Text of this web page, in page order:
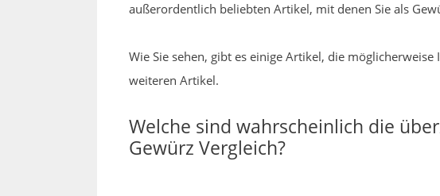
außerordentlich beliebten Artikel, mit denen Sie als
Wie Sie sehen, gibt es einige Artikel, die
weiteren Artikel.
Welche sind wahrscheinlich die
Gewürz Vergleich?